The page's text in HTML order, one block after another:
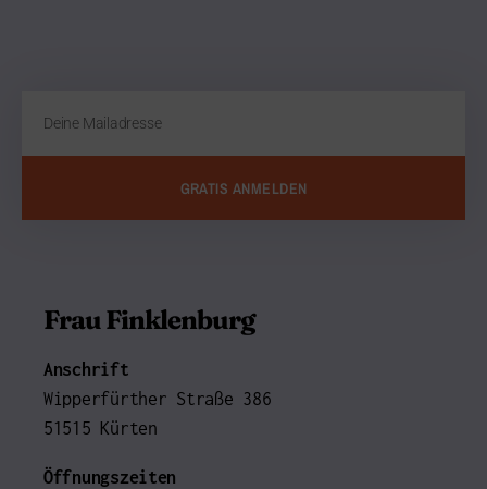
GRATIS ANMELDEN
Frau Finklenburg
Anschrift
Wipperfürther Straße 386
51515 Kürten
Öffnungszeiten